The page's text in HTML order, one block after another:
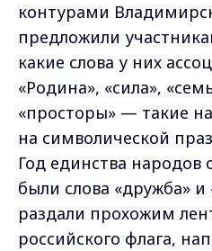
контурами
предложили
какие слова у них
«Родина», «сила»,
«просторы» — такие
на символической
Год единства
были слова «дружба»
раздали прохожим
российского флага,